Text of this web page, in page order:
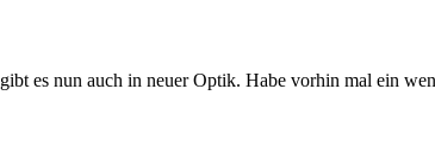
gibt es nun auch in neuer Optik. Habe vorhin mal ein